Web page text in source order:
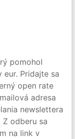
pomohol
Pridajte sa
open rate
adresa
newslettera
odberu sa
na link v